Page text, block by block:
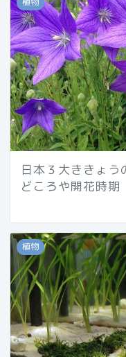
日本３大ききょう
どころや開花時期
植物